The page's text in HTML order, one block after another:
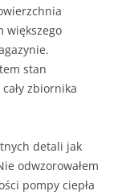
większego
stan
zbiornika
detali jak
odwzorowałem
pompy ciepła